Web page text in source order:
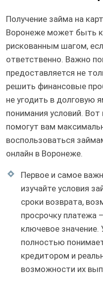
Получение займа на
Воронеже может быть
рискованным шагом,
ответственно. Важно
предоставляется не
решить финансовые
не угодить в долговую
понимания условий.
помогут вам
воспользоваться
онлайн в Воронеже.
Первое и самое
изучайте условия
сроки возврата,
просрочку платежа
ключевое
полностью
кредитором и
возможности их